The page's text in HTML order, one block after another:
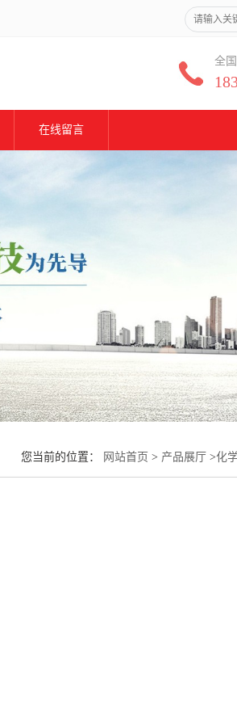
全
在线留言
您当前的位置： 网站首页 > 产品展厅 >化